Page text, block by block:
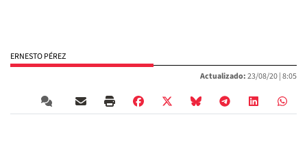
ERNESTO PÉREZ
Actualizado:23/08/20 |8:05